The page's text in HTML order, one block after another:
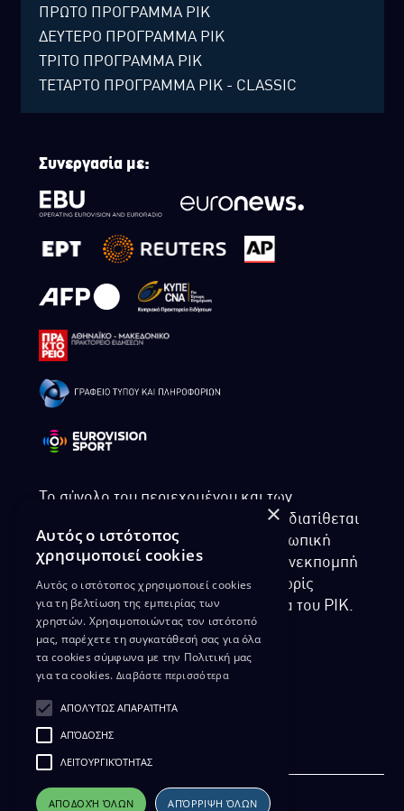
ΠΡΩΤΟ ΠΡΟΓΡΑΜΜΑ ΡΙΚ
ΔΕΥΤΕΡΟ ΠΡΟΓΡΑΜΜΑ ΡΙΚ
ΤΡΙΤΟ ΠΡΟΓΡΑΜΜΑ ΡΙΚ
ΤΕΤΑΡΤΟ ΠΡΟΓΡΑΜΜΑ ΡΙΚ - CLASSIC
Συνεργασία με:
Το σύνολο του περιεχομένου και των
υπηρεσιών της ιστοσελίδας του ΡΙΚ διατίθεται
στους επισκέπτες αυστηρά για προσωπική
χρήση. Απαγορεύεται η χρήση ή επανεκπομπή
του, σε οποιοδήποτε μορφή, με ή χωρίς
επεξεργασία και χωρίς γραπτή άδεια του ΡΙΚ.
ΔΙΚΑΙΩΜΑ ΠΡΟΣΤΑΣΙΑΣ ΔΕΔΟΜΕΝΩΝ
ΔΙΑΘΕΣΗ ΑΡΧΕΙΑΚΟΥ ΥΛΙΚΟΥ
ΠΟΛΙΤΙΚΗ ΑΠΟΡΡΗΤΟΥ EUROVISION
×
Αυτός ο ιστότοπος
χρησιμοποιεί cookies
Αυτός ο ιστότοπος χρησιμοποιεί cookies
για τη βελτίωση της εμπειρίας των
χρηστών. Χρησιμοποιώντας τον ιστότοπό
μας, παρέχετε τη συγκατάθεσή σας για όλα
τα cookies σύμφωνα με την Πολιτική μας
για τα cookies. Διαβάστε περισσότερα
ΑΠΟΛΎΤΩΣ ΑΠΑΡΑΊΤΗΤΑ
ΑΠΌΔΟΣΗΣ
ΛΕΙΤΟΥΡΓΙΚΌΤΗΤΑΣ
ΑΠΟΔΟΧΉ ΌΛΩΝ ΑΠΌΡΡΙΨΗ ΌΛΩΝ